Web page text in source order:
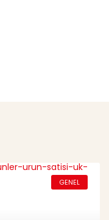
GENEL